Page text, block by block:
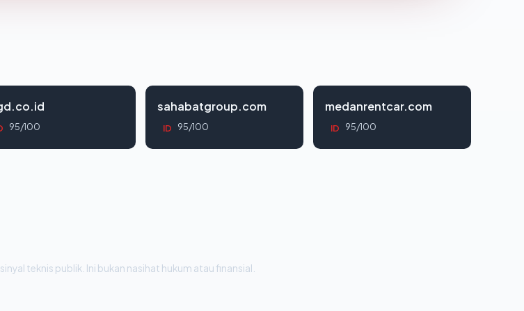
95/100
sahabatgroup.com
ID 95/100
medanrentcar.com
ID 95/100
teknis publik. Ini bukan nasihat hukum atau finansial.